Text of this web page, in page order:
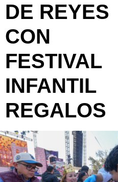
DE REYES
CON
FESTIVAL
REGALOS